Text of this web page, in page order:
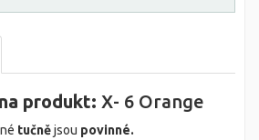
produkt: X- 6 Orange
tučnějsou povinné.